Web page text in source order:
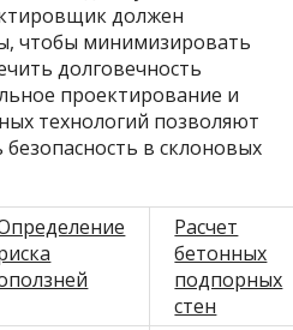
должен
чтобы минимизировать
долговечность
проектирование и
технологий позволяют
в склоновых
Расчет
бетонных
подпорных
стен